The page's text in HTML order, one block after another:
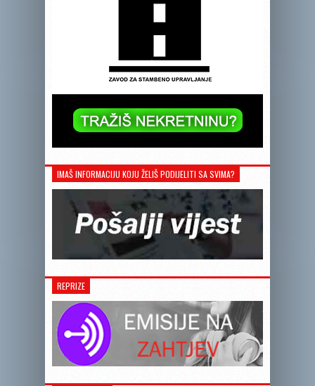
IMAŠ INFORMACIJU KOJU ŽELIŠ PODIJELITI SA SVIMA?
REPRIZE